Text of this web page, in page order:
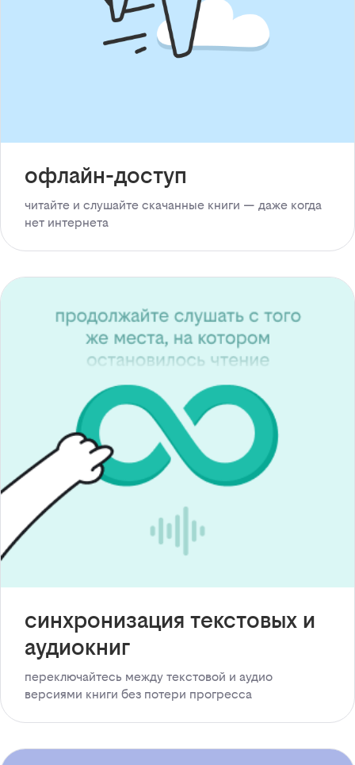
офлайн-доступ
читайте и слушайте скачанные книги — даже когда
нет интернета
синхронизация текстовых и
аудиокниг
переключайтесь между текстовой и аудио
версиями книги без потери прогресса